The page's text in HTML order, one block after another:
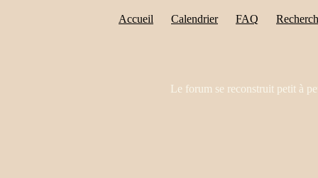
Accueil Calendrier FAQ
Le forum se reconstruit petit à